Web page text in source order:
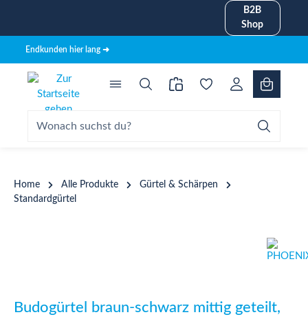
B2B
Shop
Endkunden hier lang ➜
Home Alle Produkte
Gürtel & Schärpen
Standardgürtel
Budogürtel braun-schwarz mittig geteilt,